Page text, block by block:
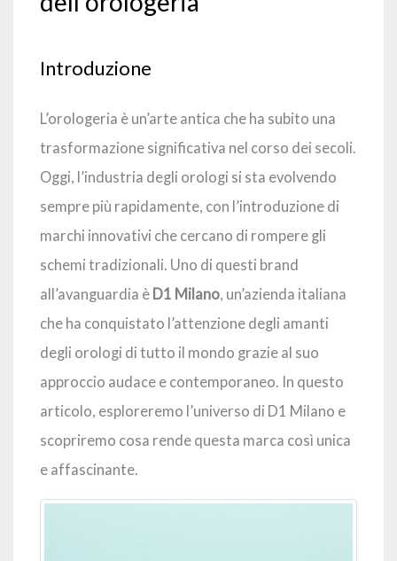
Introduzione
L’orologeria è un’arte antica che ha subito una
trasformazione significativa nel corso dei secoli.
Oggi, l’industria degli orologi si sta evolvendo
sempre più rapidamente, con l’introduzione di
marchi innovativi che cercano di rompere gli
schemi tradizionali. Uno di questi brand
all’avanguardia è D1 Milano, un’azienda italiana
che ha conquistato l’attenzione degli amanti
degli orologi di tutto il mondo grazie al suo
approccio audace e contemporaneo. In questo
articolo, esploreremo l’universo di D1 Milano e
scopriremo cosa rende questa marca così unica
e affascinante.